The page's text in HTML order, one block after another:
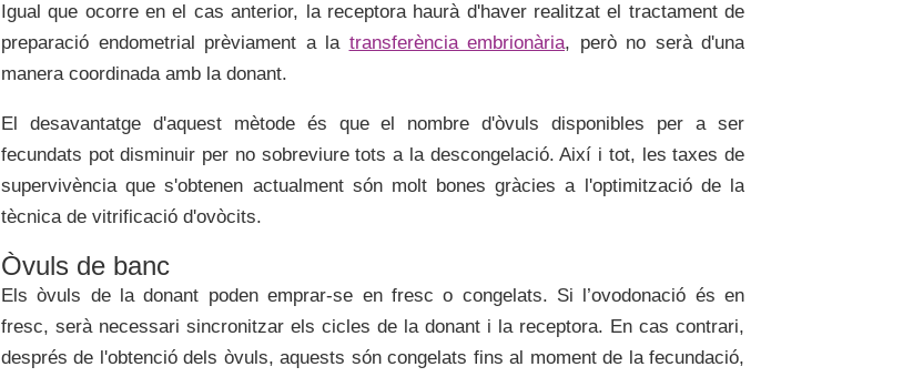
Igual que ocorre en el cas anterior, la receptora haurà d'haver realitzat el tractament de
preparació endometrial prèviament a la transferència embrionària, però no serà d'una
manera coordinada amb la donant.
El desavantatge d'aquest mètode és que el nombre d'òvuls disponibles per a ser
fecundats pot disminuir per no sobreviure tots a la descongelació. Així i tot, les taxes de
supervivència que s'obtenen actualment són molt bones gràcies a l'optimització de la
tècnica de vitrificació d'ovòcits.
Òvuls de banc
Els òvuls de la donant poden emprar-se en fresc o congelats. Si l’ovodonació és en
fresc, serà necessari sincronitzar els cicles de la donant i la receptora. En cas contrari,
després de l'obtenció dels òvuls, aquests són congelats fins al moment de la fecundació,